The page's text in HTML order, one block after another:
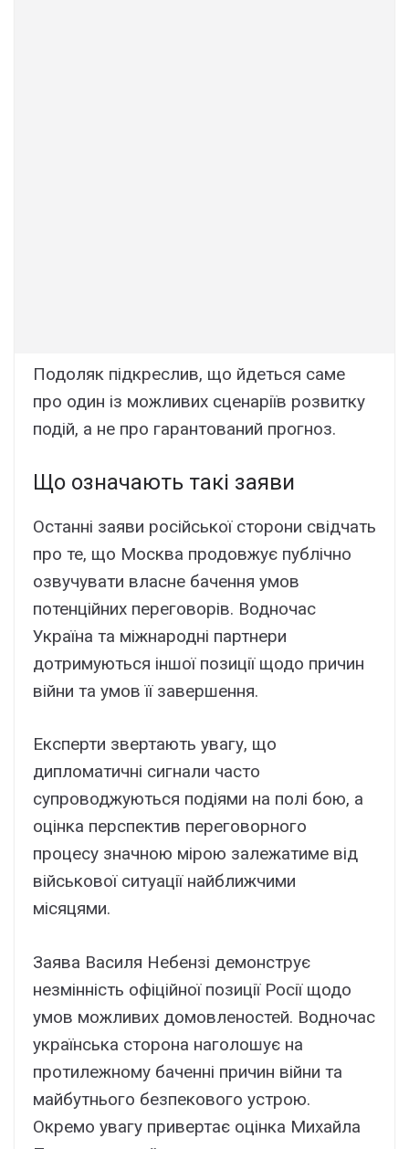
Подоляк підкреслив, що йдеться саме
про один із можливих сценаріїв розвитку
подій, а не про гарантований прогноз.
Що означають такі заяви
Останні заяви російської сторони свідчать
про те, що Москва продовжує публічно
озвучувати власне бачення умов
потенційних переговорів. Водночас
Україна та міжнародні партнери
дотримуються іншої позиції щодо причин
війни та умов її завершення.
Експерти звертають увагу, що
дипломатичні сигнали часто
супроводжуються подіями на полі бою, а
оцінка перспектив переговорного
процесу значною мірою залежатиме від
військової ситуації найближчими
місяцями.
Заява Василя Небензі демонструє
незмінність офіційної позиції Росії щодо
умов можливих домовленостей. Водночас
українська сторона наголошує на
протилежному баченні причин війни та
майбутнього безпекового устрою.
Окремо увагу привертає оцінка Михайла